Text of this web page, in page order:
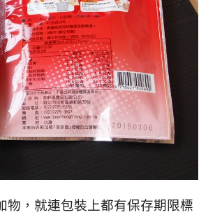
物，就連包裝上都有保存期限標